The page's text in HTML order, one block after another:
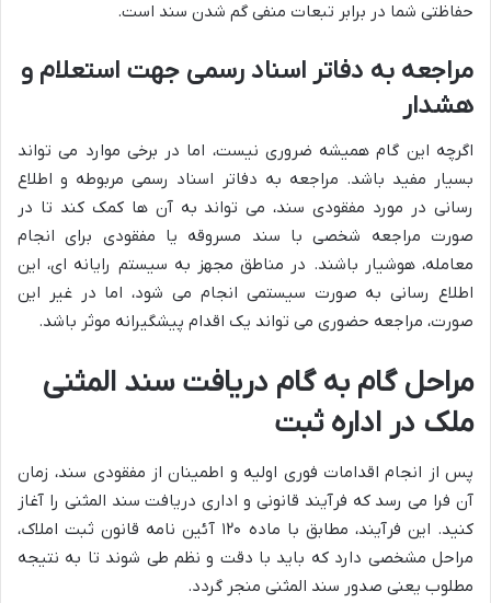
حفاظتی شما در برابر تبعات منفی گم شدن سند است.
مراجعه به دفاتر اسناد رسمی جهت استعلام و
هشدار
اگرچه این گام همیشه ضروری نیست، اما در برخی موارد می تواند
بسیار مفید باشد. مراجعه به دفاتر اسناد رسمی مربوطه و اطلاع
رسانی در مورد مفقودی سند، می تواند به آن ها کمک کند تا در
صورت مراجعه شخصی با سند مسروقه یا مفقودی برای انجام
معامله، هوشیار باشند. در مناطق مجهز به سیستم رایانه ای، این
اطلاع رسانی به صورت سیستمی انجام می شود، اما در غیر این
صورت، مراجعه حضوری می تواند یک اقدام پیشگیرانه موثر باشد.
مراحل گام به گام دریافت سند المثنی
ملک در اداره ثبت
پس از انجام اقدامات فوری اولیه و اطمینان از مفقودی سند، زمان
آن فرا می رسد که فرآیند قانونی و اداری دریافت سند المثنی را آغاز
کنید. این فرآیند، مطابق با ماده ۱۲۰ آئین نامه قانون ثبت املاک،
مراحل مشخصی دارد که باید با دقت و نظم طی شوند تا به نتیجه
مطلوب یعنی صدور سند المثنی منجر گردد.